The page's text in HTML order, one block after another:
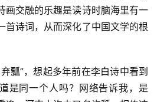
画交融的乐趣是读诗时脑海里有一
首诗词，从而深化了中国文学的根
瓢”，想起多年前在李白诗中看到
是同一个人吗？网络告诉我，是